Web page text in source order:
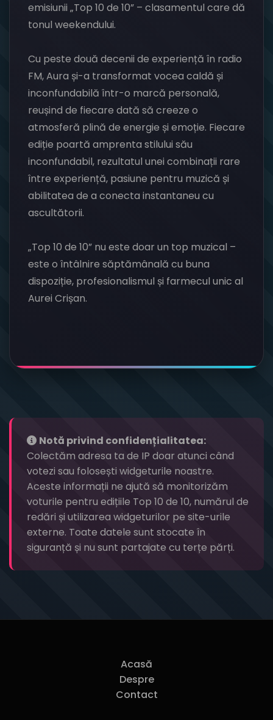
emisiunii „Top 10 de 10” – clasamentul care dă
tonul weekendului.
Cu peste două decenii de experiență în radio
FM, Aura și-a transformat vocea caldă și
inconfundabilă într-o marcă personală,
reușind de fiecare dată să creeze o
atmosferă plină de energie și emoție. Fiecare
ediție poartă amprenta stilului său
inconfundabil, rezultatul unei combinații rare
între experiență, pasiune pentru muzică și
abilitatea de a conecta instantaneu cu
ascultătorii.
„Top 10 de 10” nu este doar un top muzical –
este o întâlnire săptămânală cu buna
dispoziție, profesionalismul și farmecul unic al
Aurei Crișan.
Notă privind confidențialitatea:
Colectăm adresa ta de IP doar atunci când
votezi sau folosești widgeturile noastre.
Aceste informații ne ajută să monitorizăm
voturile pentru edițiile Top 10 de 10, numărul de
redări și utilizarea widgeturilor pe site-urile
externe. Toate datele sunt stocate în
siguranță și nu sunt partajate cu terțe părți.
Acasă
Despre
Contact